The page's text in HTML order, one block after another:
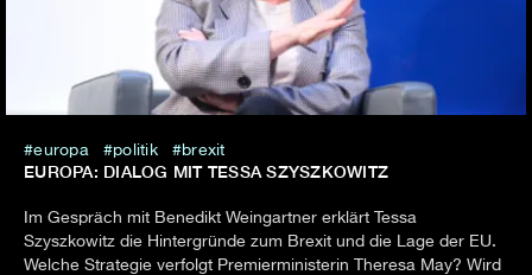
europa politik brexit
EUROPA: DIALOG MIT TESSA SZYSZKOWITZ
Im Gespräch mit Benedikt Weingartner erklärt Tessa
Szyszkowitz die Hintergründe zum Brexit und die Lage der EU.
Welche Strategie verfolgt Premierministerin Theresa May? Wird